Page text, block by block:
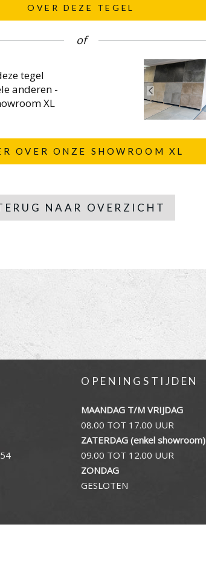
OVER DEZE TEGEL
of
tegel
anderen -
XL
OVER ONZE SHOWROOM XL
NAAR OVERZICHT
OPENINGSTIJDEN
MAANDAG T/M VRIJDAG
08.00 TOT 17.00 UUR
ZATERDAG (enkel showroom)
09.00 TOT 12.00 UUR
ZONDAG
GESLOTEN